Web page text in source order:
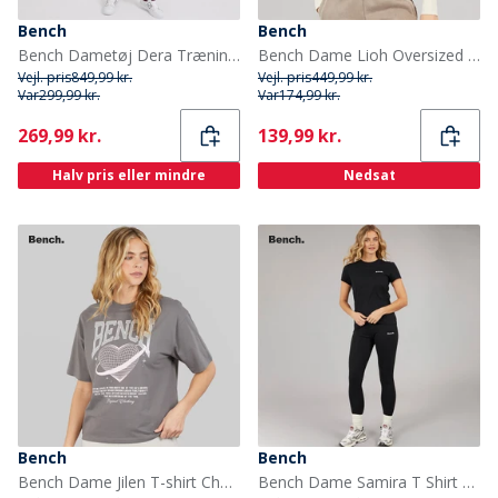
Bench
Bench Dametøj Dera Træningssæt Vasket Mørk Rosa
Vejl. pris849,99 kr.
Var299,99 kr.
Current
269,99 kr.
Halv pris eller mindre
Bench
Bench Dame Lioh Oversized Sweatshirt Chalk
Vejl. pris449,99 kr.
Var174,99 kr.
Current
139,99 kr.
Nedsat
Bench
Bench Dame Jilen T-shirt Charcoal
Bench
Bench Dame Samira T Shirt Og Leggings Sæt Sort